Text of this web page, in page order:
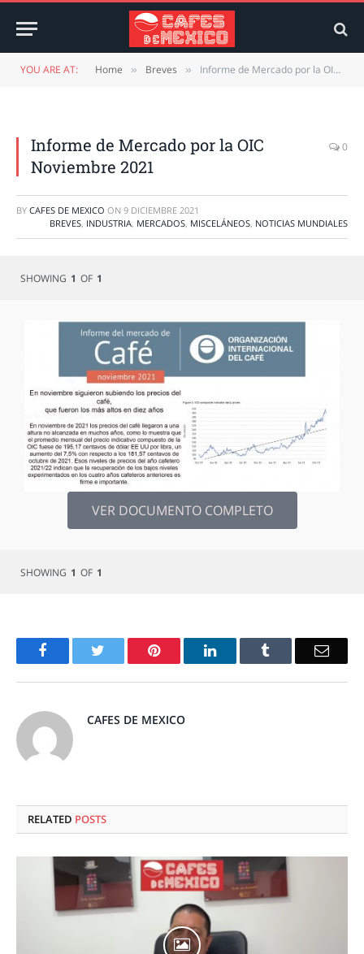
YOU ARE AT: Home » Breves » Informe de Mercado por la OIC Noviembre 2021
Informe de Mercado por la OIC
Noviembre 2021
0
BY CAFES DE MEXICO ON 9 DICIEMBRE 2021
BREVES, INDUSTRIA, MERCADOS, MISCELÁNEOS, NOTICIAS MUNDIALES
SHOWING 1 OF 1
VER DOCUMENTO COMPLETO
SHOWING 1 OF 1
Facebook Pinterest LinkedIn Email
CAFES DE MEXICO
RELATED POSTS